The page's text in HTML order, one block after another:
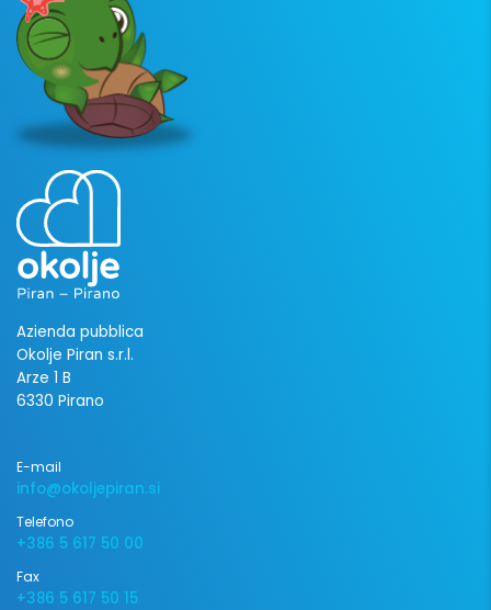
Azienda pubblica
Okolje Piran s.r.l.
Arze 1 B
6330 Pirano
E-mail
info@okoljepiran.si
Telefono
+386 5 617 50 00
Fax
+386 5 617 50 15